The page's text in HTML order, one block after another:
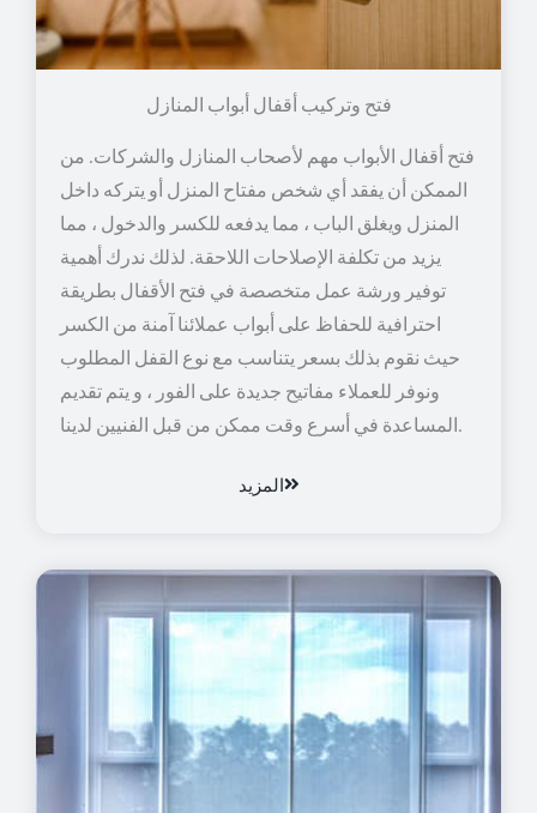
فتح وتركيب أقفال أبواب المنازل
فتح أقفال الأبواب مهم لأصحاب المنازل والشركات. من
الممكن أن يفقد أي شخص مفتاح المنزل أو يتركه داخل
المنزل ويغلق الباب ، مما يدفعه للكسر والدخول ، مما
يزيد من تكلفة الإصلاحات اللاحقة. لذلك ندرك أهمية
توفير ورشة عمل متخصصة في فتح الأقفال بطريقة
احترافية للحفاظ على أبواب عملائنا آمنة من الكسر
حيث نقوم بذلك بسعر يتناسب مع نوع القفل المطلوب
ونوفر للعملاء مفاتيح جديدة على الفور ، و يتم تقديم
المساعدة في أسرع وقت ممكن من قبل الفنيين لدينا.
المزيد